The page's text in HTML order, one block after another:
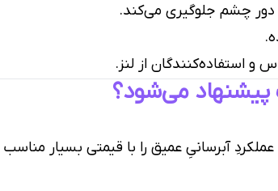
چشم جلوگیری می‌کند.
استفاده‌کنندگان از لنز.
پیشنهاد می‌شود؟
آبرسانیِ عمیق را با قیمتی بسیار مناسب